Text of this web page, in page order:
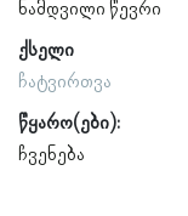
ნამდვილი წევრი
ქსელი
ჩატვირთვა
წყარო(ები):
ჩვენება